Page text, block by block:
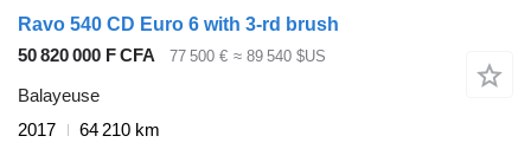
Ravo 540 CD Euro 6 with 3-rd brush
50 820 000 F CFA
77 500 € ≈ 89 540 $US
Balayeuse
2017
64 210 km